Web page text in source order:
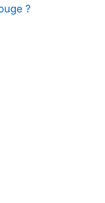
?